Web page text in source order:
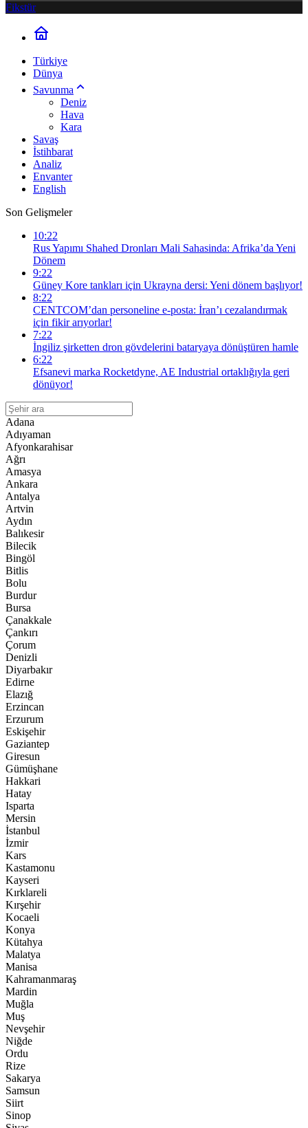
Fikstür
Türkiye
Dünya
Savunma
Deniz
Hava
Kara
Savaş
İstihbarat
Analiz
Envanter
English
Son Gelişmeler
10:22
Rus Yapımı Shahed Dronları Mali Sahasinda: Afrika’da Yeni
Dönem
9:22
Güney Kore tankları için Ukrayna dersi: Yeni dönem başlıyor!
8:22
CENTCOM’dan personeline e-posta: İran’ı cezalandırmak
için fikir arıyorlar!
7:22
İngiliz şirketten dron gövdelerini bataryaya dönüştüren hamle
6:22
Efsanevi marka Rocketdyne, AE Industrial ortaklığıyla geri
dönüyor!
Adana
Adıyaman
Afyonkarahisar
Ağrı
Amasya
Ankara
Antalya
Artvin
Aydın
Balıkesir
Bilecik
Bingöl
Bitlis
Bolu
Burdur
Bursa
Çanakkale
Çankırı
Çorum
Denizli
Diyarbakır
Edirne
Elazığ
Erzincan
Erzurum
Eskişehir
Gaziantep
Giresun
Gümüşhane
Hakkari
Hatay
Isparta
Mersin
İstanbul
İzmir
Kars
Kastamonu
Kayseri
Kırklareli
Kırşehir
Kocaeli
Konya
Kütahya
Malatya
Manisa
Kahramanmaraş
Mardin
Muğla
Muş
Nevşehir
Niğde
Ordu
Rize
Sakarya
Samsun
Siirt
Sinop